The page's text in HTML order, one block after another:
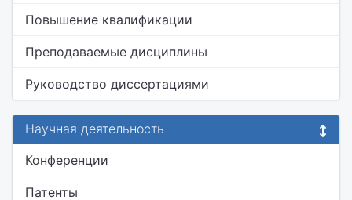
Повышение квалификации
Преподаваемые дисциплины
Руководство диссертациями
Научная деятельность
Конференции
Патенты